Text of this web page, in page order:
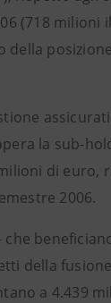
(718 milioni
della
la sub-
di euro,
2006.
della
a 4.439